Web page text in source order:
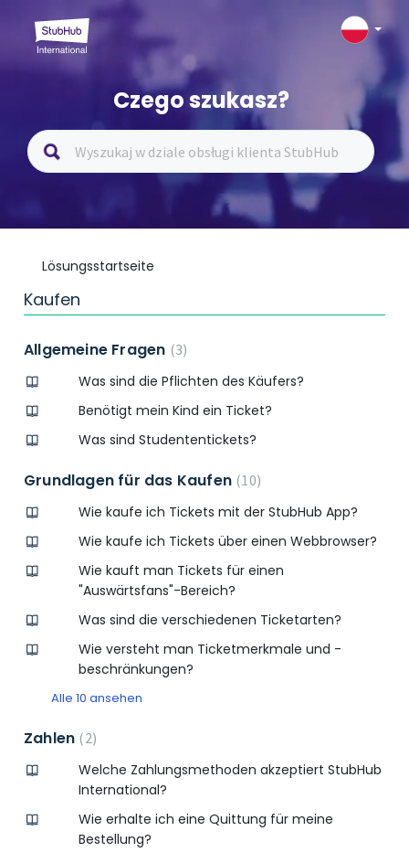
Czego szukasz?
Lösungsstartseite
Kaufen
Allgemeine Fragen 3
Was sind die Pflichten des Käufers?
Benötigt mein Kind ein Ticket?
Was sind Studententickets?
Grundlagen für das Kaufen 10
Wie kaufe ich Tickets mit der StubHub App?
Wie kaufe ich Tickets über einen Webbrowser?
Wie kauft man Tickets für einen
"Auswärtsfans"-Bereich?
Was sind die verschiedenen Ticketarten?
Wie versteht man Ticketmerkmale und -
beschränkungen?
Alle 10 ansehen
Zahlen 2
Welche Zahlungsmethoden akzeptiert StubHub
International?
Wie erhalte ich eine Quittung für meine
Bestellung?